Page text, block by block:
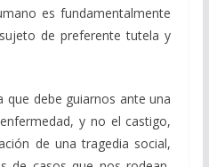
es fundamentalmente
de preferente tutela y
debe guiarnos ante una
y no el castigo,
de una tragedia social,